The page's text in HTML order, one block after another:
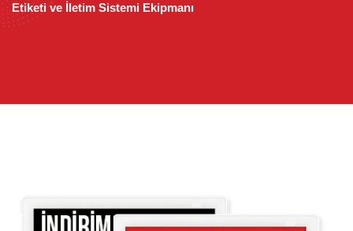
Etiketi ve İletim Sistemi Ekipmanı